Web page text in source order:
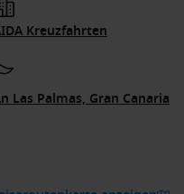
Kreuzfahrten
Las Palmas, Gran Canaria